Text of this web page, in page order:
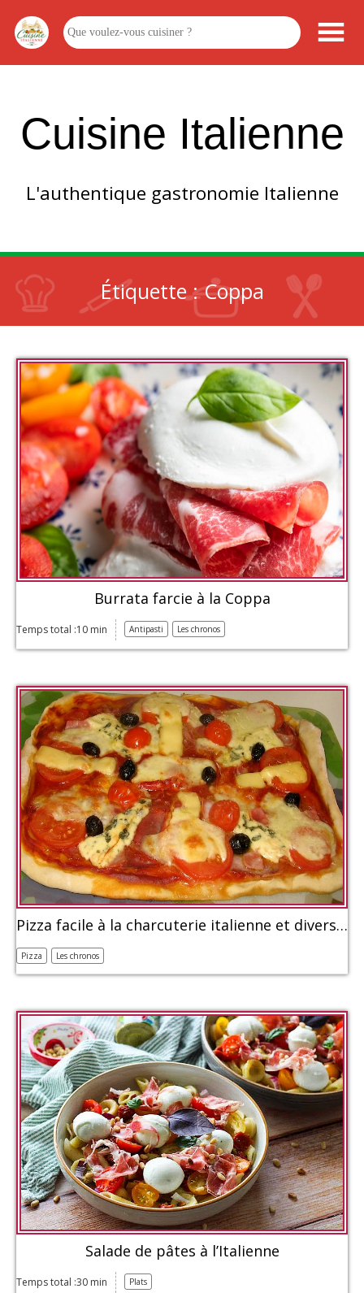
Cuisine Italienne
L'authentique gastronomie Italienne
Étiquette :Coppa
Burrata farcie à la Coppa
Temps total :10 min Antipasti Les chronos
Pizza facile à la charcuterie italienne et divers fromages
Pizza Les chronos
Salade de pâtes à l’Italienne
Temps total :30 min Plats